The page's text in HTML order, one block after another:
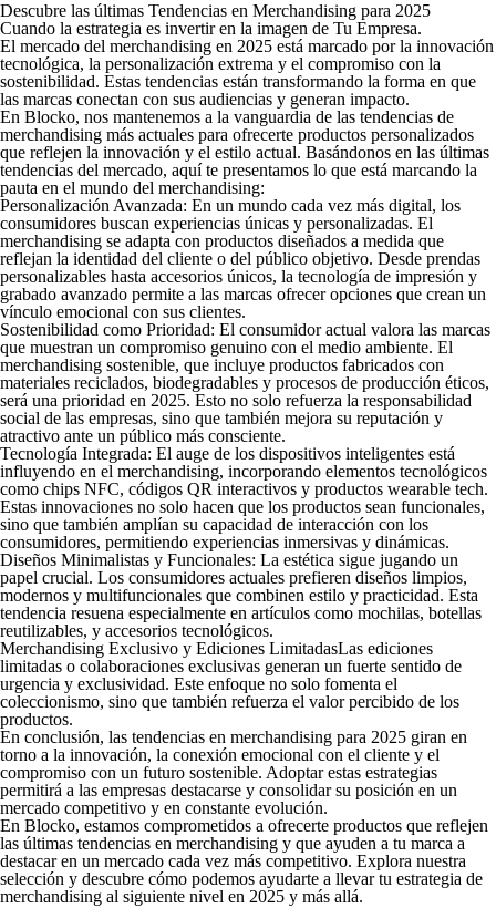
Descubre las últimas Tendencias en Merchandising para 2025
Cuando la estrategia es invertir en la imagen de Tu Empresa.
El mercado del merchandising en 2025 está marcado por la innovación
tecnológica, la personalización extrema y el compromiso con la
sostenibilidad. Estas tendencias están transformando la forma en que
las marcas conectan con sus audiencias y generan impacto.
En Blocko, nos mantenemos a la vanguardia de las tendencias de
merchandising más actuales para ofrecerte productos personalizados
que reflejen la innovación y el estilo actual. Basándonos en las últimas
tendencias del mercado, aquí te presentamos lo que está marcando la
pauta en el mundo del merchandising:
Personalización Avanzada: En un mundo cada vez más digital, los
consumidores buscan experiencias únicas y personalizadas. El
merchandising se adapta con productos diseñados a medida que
reflejan la identidad del cliente o del público objetivo. Desde prendas
personalizables hasta accesorios únicos, la tecnología de impresión y
grabado avanzado permite a las marcas ofrecer opciones que crean un
vínculo emocional con sus clientes.
Sostenibilidad como Prioridad: El consumidor actual valora las marcas
que muestran un compromiso genuino con el medio ambiente. El
merchandising sostenible, que incluye productos fabricados con
materiales reciclados, biodegradables y procesos de producción éticos,
será una prioridad en 2025. Esto no solo refuerza la responsabilidad
social de las empresas, sino que también mejora su reputación y
atractivo ante un público más consciente.
Tecnología Integrada: El auge de los dispositivos inteligentes está
influyendo en el merchandising, incorporando elementos tecnológicos
como chips NFC, códigos QR interactivos y productos wearable tech.
Estas innovaciones no solo hacen que los productos sean funcionales,
sino que también amplían su capacidad de interacción con los
consumidores, permitiendo experiencias inmersivas y dinámicas.
Diseños Minimalistas y Funcionales: La estética sigue jugando un
papel crucial. Los consumidores actuales prefieren diseños limpios,
modernos y multifuncionales que combinen estilo y practicidad. Esta
tendencia resuena especialmente en artículos como mochilas, botellas
reutilizables, y accesorios tecnológicos.
Merchandising Exclusivo y Ediciones LimitadasLas ediciones
limitadas o colaboraciones exclusivas generan un fuerte sentido de
urgencia y exclusividad. Este enfoque no solo fomenta el
coleccionismo, sino que también refuerza el valor percibido de los
productos.
En conclusión, las tendencias en merchandising para 2025 giran en
torno a la innovación, la conexión emocional con el cliente y el
compromiso con un futuro sostenible. Adoptar estas estrategias
permitirá a las empresas destacarse y consolidar su posición en un
mercado competitivo y en constante evolución.
En Blocko, estamos comprometidos a ofrecerte productos que reflejen
las últimas tendencias en merchandising y que ayuden a tu marca a
destacar en un mercado cada vez más competitivo. Explora nuestra
selección y descubre cómo podemos ayudarte a llevar tu estrategia de
merchandising al siguiente nivel en 2025 y más allá.